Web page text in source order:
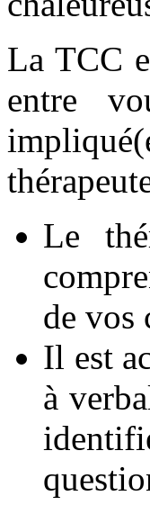
La TCC
entre
Le
de vos
Il est
à